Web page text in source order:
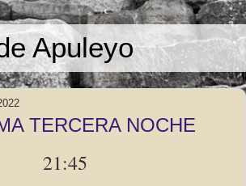
Apuleyo
TERCERA NOCHE
21:45